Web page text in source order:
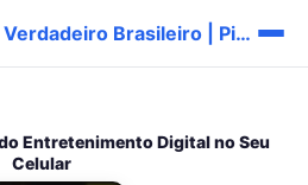
🔥 top88 - top88 Verdadeiro Brasileiro | Pix Promo ✅
Entretenimento Digital no Seu
Celular